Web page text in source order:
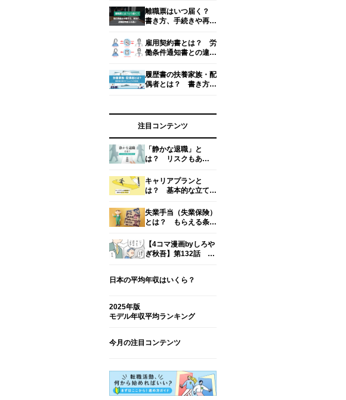
続き方法を解説【社労
士監修】
離職票はいつ届く？
書き方、手続きや再発
雇用契約書とは？ 労
働条件通知書との違
処法
履歴書の扶養家族・配
偶者とは？ 書き方と
注目コンテンツ
「静かな退職」と
は？ リスクもあ
キャリアプランと
は？ 基本的な立て
回答例文を解説
失業手当（失業保険）
とは？ もらえる条件
方法【社労士監修】
【4コマ漫画byしろや
ぎ秋吾】第132話 気
日本の平均年収はいくら？
2025年版
モデル年収平均ランキング
今月の注目コンテンツ